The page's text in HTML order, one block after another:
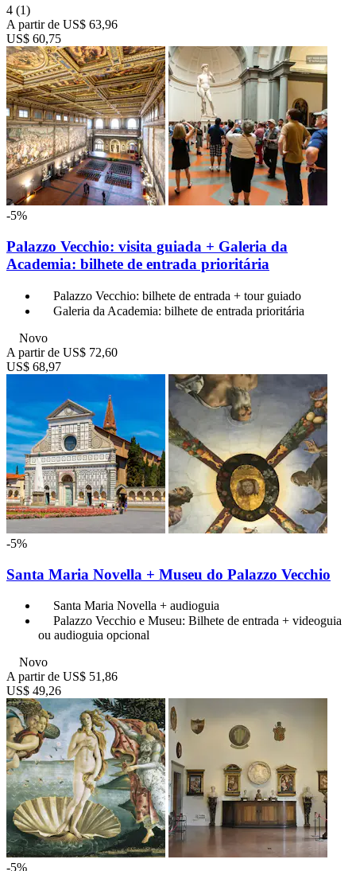
4 (1)
A partir de US$ 63,96
US$ 60,75
-5%
Palazzo Vecchio: visita guiada + Galeria da
Academia: bilhete de entrada prioritária
Palazzo Vecchio: bilhete de entrada + tour guiado
Galeria da Academia: bilhete de entrada prioritária
Novo
A partir de US$ 72,60
US$ 68,97
-5%
Santa Maria Novella + Museu do Palazzo Vecchio
Santa Maria Novella + audioguia
Palazzo Vecchio e Museu: Bilhete de entrada + videoguia
ou audioguia opcional
Novo
A partir de US$ 51,86
US$ 49,26
-5%